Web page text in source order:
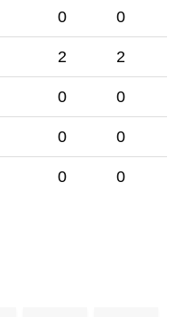
0 0
2 2
0 0
0 0
0 0